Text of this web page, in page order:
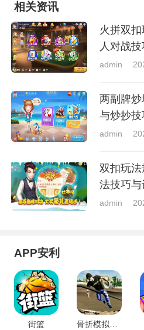
相关资讯
火拼双
人对战
上手指南
admin
两副牌
与炒抄
门指南
admin
双扣玩
法技巧
指南
admin
APP安利
街篮
骨折模拟器-极限滑板模拟器